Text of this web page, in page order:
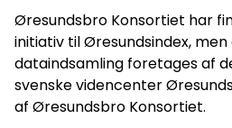
Øresundsbro Konsortiet har
initiativ til Øresundsindex, men
dataindsamling foretages af
svenske videncenter
af Øresundsbro Konsortiet.